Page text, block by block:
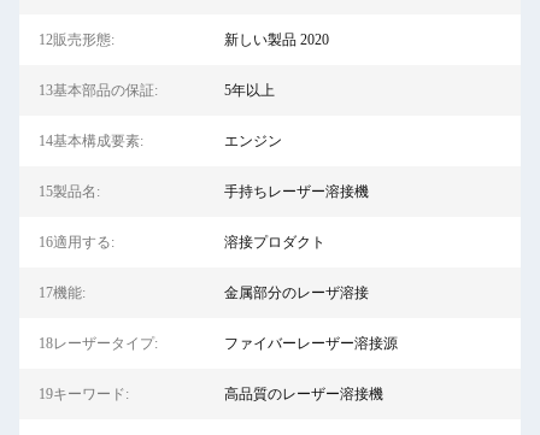
12販売形態: 新しい製品 2020
13基本部品の保証: 5年以上
14基本構成要素: エンジン
15製品名: 手持ちレーザー溶接機
16適用する: 溶接プロダクト
17機能: 金属部分のレーザ溶接
18レーザータイプ: ファイバーレーザー溶接源
19キーワード: 高品質のレーザー溶接機